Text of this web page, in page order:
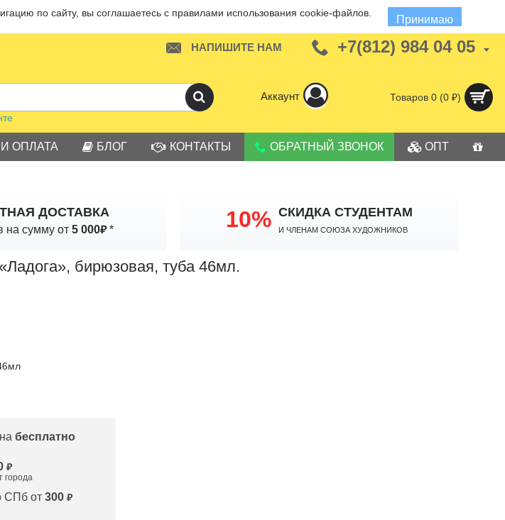
по сайту, вы соглашаетесь с правилами использования cookie-файлов.
Принимаю
НАПИШИТЕ НАМ +7(812) 984 04 05
Аккаунт Товаров 0 (0 ₽)
ОПЛАТА БЛОГ КОНТАКТЫ ОБРАТНЫЙ ЗВОНОК ОПТ
ДОСТАВКА
на сумму от5 000₽* 10% СКИДКА СТУДЕНТАМ
И членам Союза Художников
бирюзовая, туба 46мл.
бесплатно
₽
города
СПб от 300 ₽